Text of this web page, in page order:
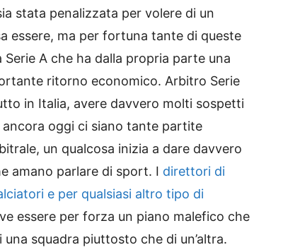
stata penalizzata per volere di un
essere, ma per fortuna tante di queste
A che ha dalla propria parte una
ritorno economico. Arbitro Serie
in Italia, avere davvero molti sospetti
oggi ci siano tante partite
un qualcosa inizia a dare davvero
amano parlare di sport. I direttori di
e per qualsiasi altro tipo di
essere per forza un piano malefico che
squadra piuttosto che di un’altra.